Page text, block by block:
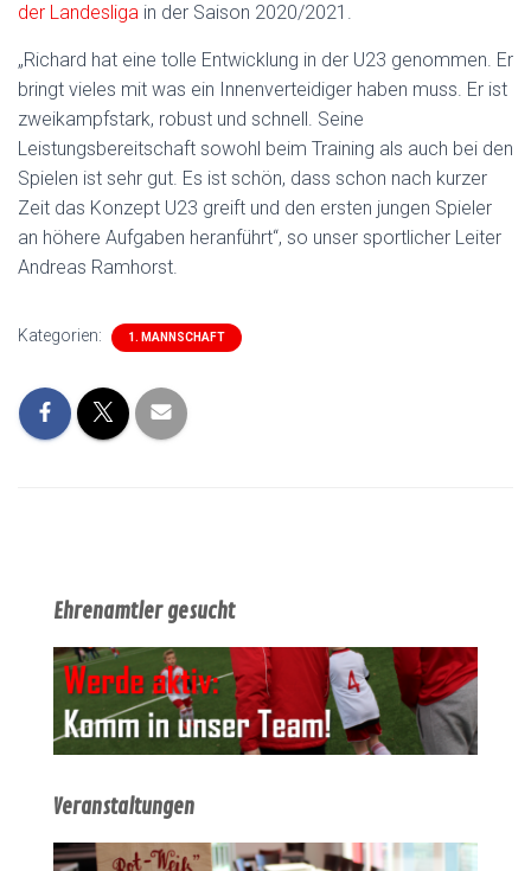
der Landesliga in der Saison 2020/2021.
„Richard hat eine tolle Entwicklung in der U23 genommen. Er
bringt vieles mit was ein Innenverteidiger haben muss. Er ist
zweikampfstark, robust und schnell. Seine
Leistungsbereitschaft sowohl beim Training als auch bei den
Spielen ist sehr gut. Es ist schön, dass schon nach kurzer
Zeit das Konzept U23 greift und den ersten jungen Spieler
an höhere Aufgaben heranführt“, so unser sportlicher Leiter
Andreas Ramhorst.
Kategorien: 1. MANNSCHAFT
Ehrenamtler gesucht
Veranstaltungen